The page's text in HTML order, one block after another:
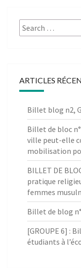
Search
for:
ARTICLES
Billet blog n2,
Billet de bloc
ville peut-elle
mobilisation
BILLET DE
pratique
femmes
Billet de blog
[GROUPE 6] :
étudiants à